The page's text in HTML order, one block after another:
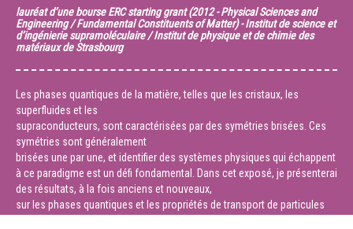
lauréat d’une bourse ERC starting grant (2012 - Physical Sciences and
Engineering / Fundamental Constituents of Matter) - Institut de science et
d’ingénierie supramoléculaire / Institut de physique et de chimie des
matériaux de Strasbourg
Les phases quantiques de la matière, telles que les cristaux, les
superfluides et les
supraconducteurs, sont caractérisées par des symétries brisées. Ces
symétries sont généralement
brisées une par une, et identifier des systèmes physiques qui échappent
à ce paradigme est un défi fondamental. Dans cet exposé, je présenterai
des résultats, à la fois anciens et nouveaux,
sur les phases quantiques et les propriétés de transport de particules